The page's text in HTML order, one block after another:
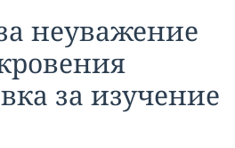
неуважение
за изучение